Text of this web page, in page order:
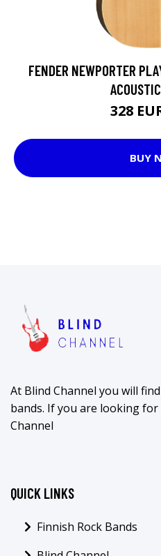
FENDER NEWPORTER
328
BUY
At Blind Channel you will
bands. If you are looking
Channel
QUICK LINKS
Finnish Rock Bands